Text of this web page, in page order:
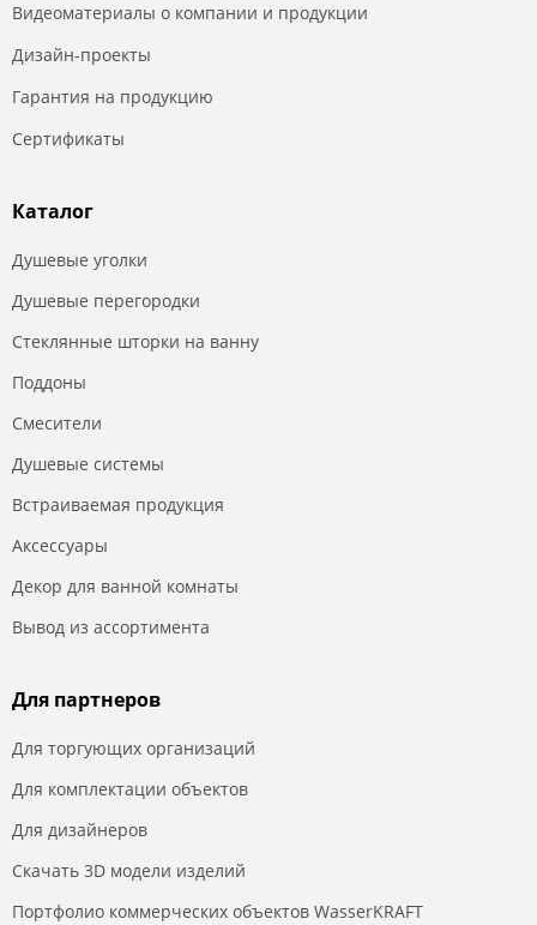
Видеоматериалы о компании и продукции
Дизайн-проекты
Гарантия на продукцию
Сертификаты
Каталог
Душевые уголки
Душевые перегородки
Стеклянные шторки на ванну
Поддоны
Смесители
Душевые системы
Встраиваемая продукция
Аксессуары
Декор для ванной комнаты
Вывод из ассортимента
Для партнеров
Для торгующих организаций
Для комплектации объектов
Для дизайнеров
Скачать 3D модели изделий
Портфолио коммерческих объектов WasserKRAFT